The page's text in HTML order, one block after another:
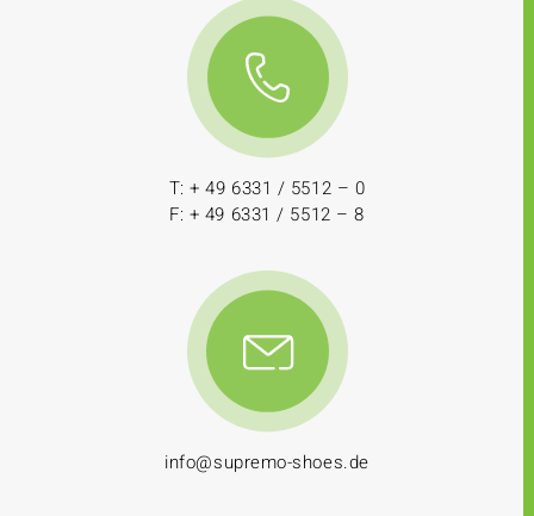
T: + 49 6331 / 5512 – 0
F: + 49 6331 / 5512 – 8
info@supremo-shoes.de